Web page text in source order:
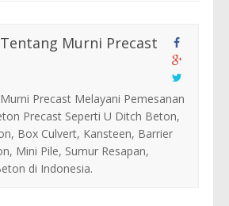
Tentang Murni Precast
Murni Precast Melayani Pemesanan
Precast Seperti U Ditch Beton,
Box Culvert, Kansteen, Barrier
Mini Pile, Sumur Resapan,
di Indonesia.